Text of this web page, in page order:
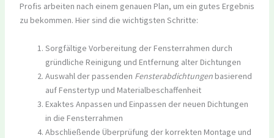
Profis arbeiten nach einem genauen Plan, um ein gutes Ergebnis
zu bekommen. Hier sind die wichtigsten Schritte:
Sorgfältige Vorbereitung der Fensterrahmen durch
gründliche Reinigung und Entfernung alter Dichtungen
Auswahl der passenden Fensterabdichtungenbasierend
auf Fenstertyp und Materialbeschaffenheit
Exaktes Anpassen und Einpassen der neuen Dichtungen
in die Fensterrahmen
Abschließende Überprüfung der korrekten Montage und